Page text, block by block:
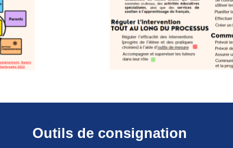
Outils de consignation